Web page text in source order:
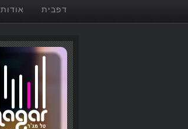
דפבית אודות